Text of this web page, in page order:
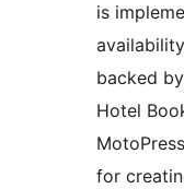
is
backed
Hotel
for